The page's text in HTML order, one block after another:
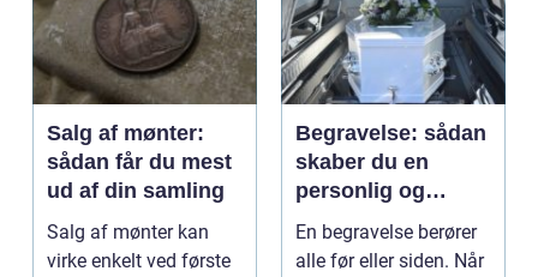
Salg af mønter:
sådan får du mest
ud af din samling
Salg af mønter kan
virke enkelt ved første
Begravelse: sådan
skaber du en
personlig og
respektfuld afsked
En begravelse berører
alle før eller siden. Når